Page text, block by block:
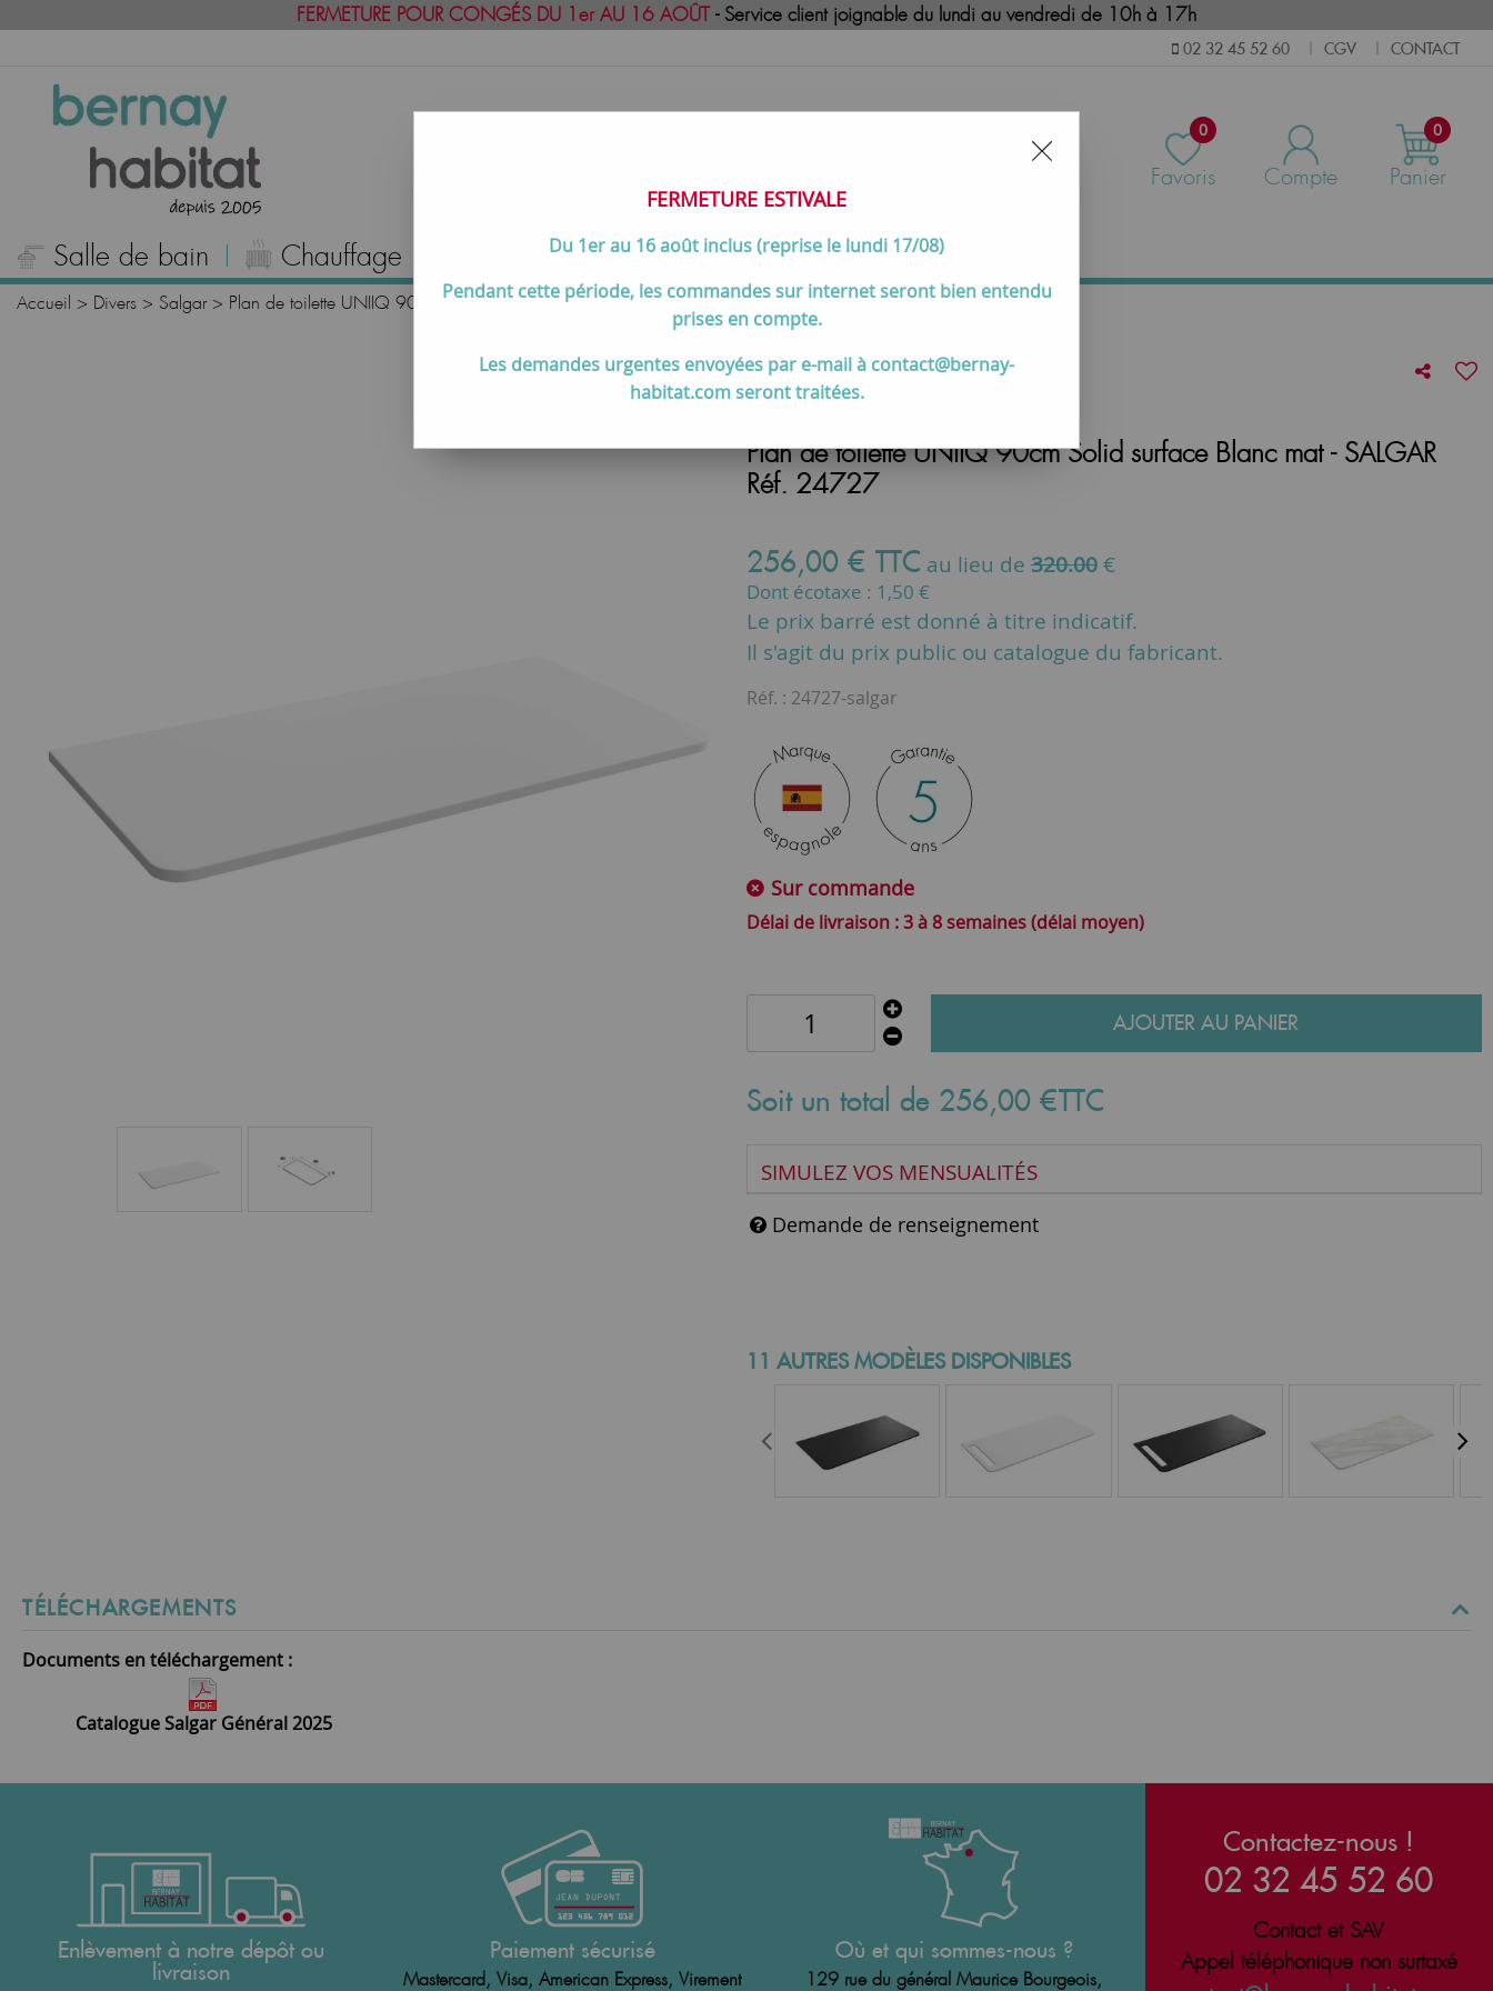
FERMETURE POUR CONGÉS DU 1er AU 16 AOÛT- Service client joignable du lundi au vendredi de 10h à 17h
02 32 45 52 60 CGV CONTACT
0
Favoris Compte
0
Panier
Salle de bain Chauffage Cuisson Meilleures ventes Contactez-nous
Accueil > Divers > Salgar > Plan de toilette UNIIQ 90cm Solid surface Blanc mat - SALGAR Réf. 24727
Plan de toilette UNIIQ 90cm Solid surface Blanc mat - SALGAR
Réf. 24727
256,00 € TTC au lieu de 320.00€
Dont écotaxe : 1,50 €
Le prix barré est donné à titre indicatif.
Il s'agit du prix public ou catalogue du fabricant.
Réf. : 24727-salgar
Sur commande
3 à 8 semaines (délai moyen)
AJOUTER AU PANIER
Soit un total de 256,00 €TTC
SIMULEZ VOS MENSUALITÉS
Demande de renseignement
11 AUTRES MODÈLES DISPONIBLES
TÉLÉCHARGEMENTS
Documents en téléchargement :
Catalogue Salgar Général 2025
Enlèvement à notre dépôt ou
livraison
Paiement sécurisé
Mastercard, Visa, American Express, Virement
Où et qui sommes-nous ?
129 rue du général Maurice Bourgeois,
Contactez-nous !
02 32 45 52 60
Contact et SAV
Appel téléphonique non surtaxé
FERMETURE ESTIVALE
Du 1er au 16 août inclus (reprise le lundi 17/08)
Pendant cette période, les commandes sur internet seront bien entendu
prises en compte.
Les demandes urgentes envoyées par e-mail à contact@bernay-
habitat.com seront traitées.